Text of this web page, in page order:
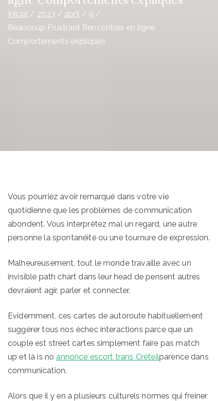
Inicial 2023 abril
9
Beaucoup Frustrant Rencontres en ligne
Comportements expliqués
Vous pourriez avoir remarqué dans votre vie
quotidienne que les problèmes de communication
abondent. Vous interprétez mal un regard, une autre
personne la spontanéité ou une tournure de expression.
Malheureusement, tout le monde travaille avec un
invisible path chart dans leur head de pensent autres
devraient agir, parler et connecter.
Evidemment, ces cartes de autoroute habituellement
suggérer tous nos échec interactions parce que un
couple est street cartes simplement faire pas match
up et là is no annonce escort trans Créteilparence dans
communication.
Alors que il y en a plusieurs culturels normes qui freiner